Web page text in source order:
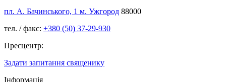
пл. А. Бачинського, 1 м. Ужгород 88000
тел. / факс: +380 (50) 37-29-930
Пресцентр:
Задати запитання священику
Інформація